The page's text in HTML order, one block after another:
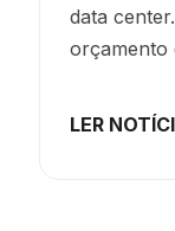
data
orçamento
LER